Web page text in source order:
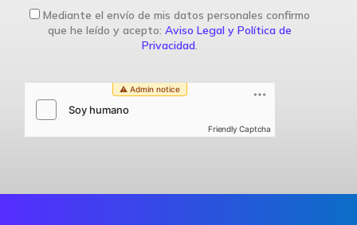
Mediante el envío de mis datos personales confirmo
que he leído y acepto: Aviso Legal y Política de
Privacidad.
Friendly Captcha